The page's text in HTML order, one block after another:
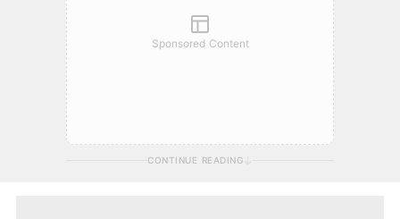
Sponsored Content
CONTINUE READING